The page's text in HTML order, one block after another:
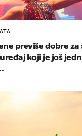
previše dobre za
koji je još